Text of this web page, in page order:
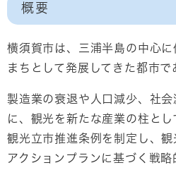
概要
横須賀市は、三浦半島の中心
まちとして発展してきた都市で
製造業の衰退や人口減少、社
に、観光を新たな産業の柱と
観光立市推進条例を制定し、
アクションプランに基づく戦